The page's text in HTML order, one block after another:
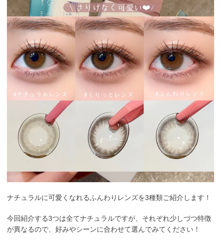
ナチュラルに可愛くなれるふんわりレンズを3種類ご紹介します！
今回紹介する3つは全てナチュラルですが、それぞれ少しづつ特徴
が異なるので、好みやシーンに合わせて選んでみてください！